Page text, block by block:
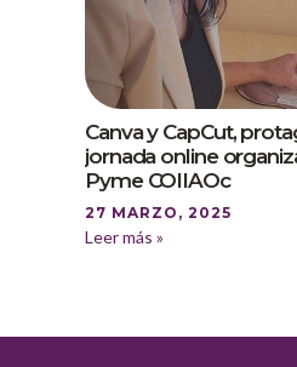
Canva y CapCut,
jornada online
Pyme COIIAOc
27 MARZO, 2025
Leer más »